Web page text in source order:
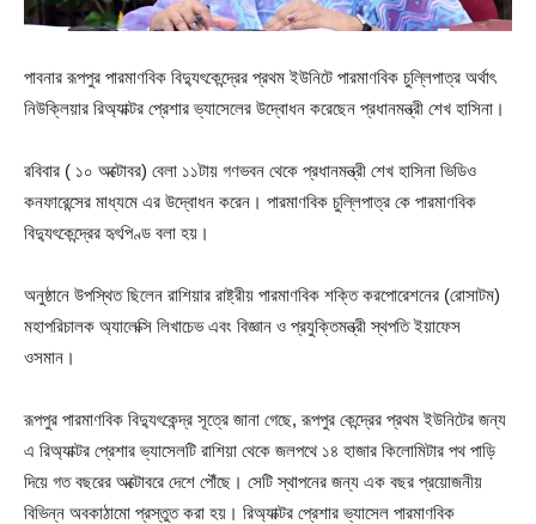
পাবনার রূপপুর পারমাণবিক বিদ্যুৎকেন্দ্রের প্রথম ইউনিটে পারমাণবিক চুল্লিপাত্র অর্থাৎ
নিউক্লিয়ার রিঅ্যাক্টর প্রেশার ভ্যাসেলের উদ্বোধন করেছেন প্রধানমন্ত্রী শেখ হাসিনা।
রবিবার ( ১০ অক্টোবর) বেলা ১১টায় গণভবন থেকে প্রধানমন্ত্রী শেখ হাসিনা ভিডিও
কনফারেন্সের মাধ্যমে এর উদ্বোধন করেন। পারমাণবিক চুল্লিপাত্র কে পারমাণবিক
বিদ্যুৎকেন্দ্রের হৃৎপিণ্ড বলা হয়।
অনুষ্ঠানে উপস্থিত ছিলেন রাশিয়ার রাষ্ট্রীয় পারমাণবিক শক্তি করপোরেশনের (রোসাটম)
মহাপরিচালক অ্যালেক্সি লিখাচেভ এবং বিজ্ঞান ও প্রযুক্তিমন্ত্রী স্থপতি ইয়াফেস
ওসমান।
রূপপুর পারমাণবিক বিদ্যুৎকেন্দ্র সূত্রে জানা গেছে, রূপপুর কেন্দ্রের প্রথম ইউনিটের জন্য
এ রিঅ্যাক্টর প্রেশার ভ্যাসেলটি রাশিয়া থেকে জলপথে ১৪ হাজার কিলোমিটার পথ পাড়ি
দিয়ে গত বছরের অক্টোবরে দেশে পৌঁছে। সেটি স্থাপনের জন্য এক বছর প্রয়োজনীয়
বিভিন্ন অবকাঠামো প্রস্তুত করা হয়। রিঅ্যাক্টর প্রেশার ভ্যাসেল পারমাণবিক